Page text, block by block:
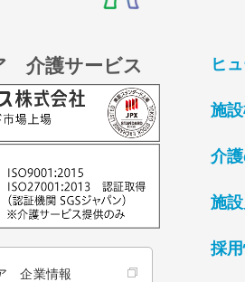
介護サービス
企業情報
ヒ
施
介
施
採